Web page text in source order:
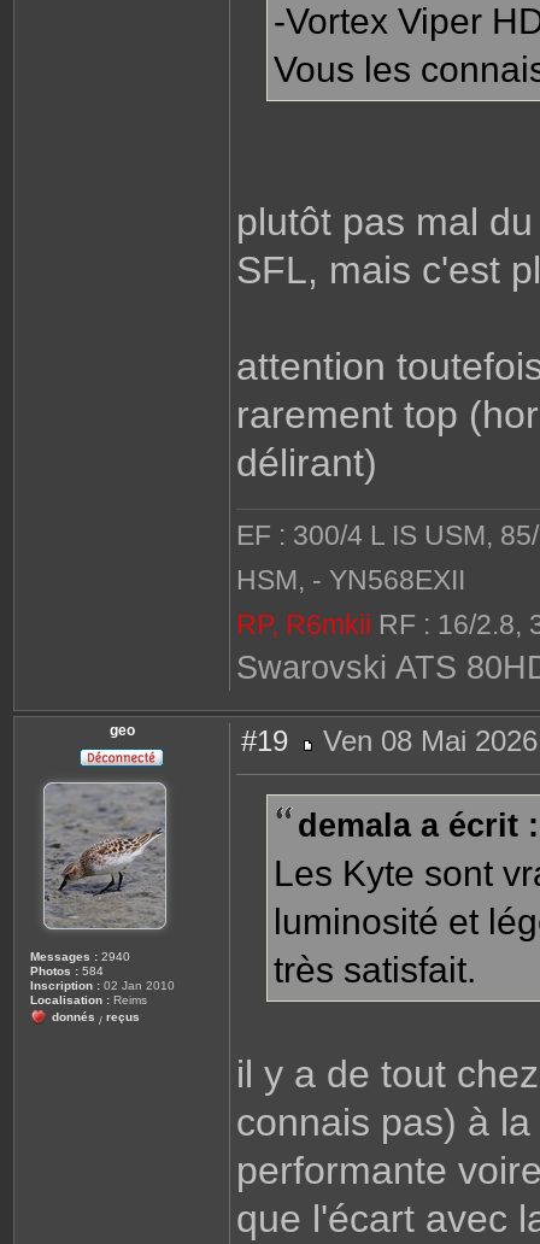
-Vortex Viper
Vous les
plutôt pas mal
SFL, mais c'est
attention
rarement top
délirant)
EF : 300/4 L IS USM,
HSM, - YN568EXII
RP, R6mkii RF : 16/2.8,
Swarovski ATS
geo
Messages : 2940
Photos : 584
Inscription : 02 Jan 2010
Localisation : Reims
donnés / reçus
#19
e
a
g
Ven 08 Mai
demala a écrit :
Les Kyte sont
luminosité et
très satisfait.
il y a de tout
connais pas) à
performante
que l'écart avec